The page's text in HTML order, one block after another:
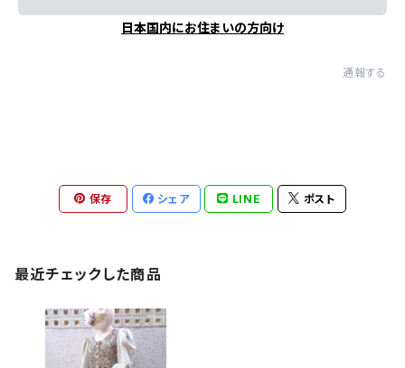
日本国内にお住まいの方向け
通報する
保存 シェア LINE ポスト
最近チェックした商品